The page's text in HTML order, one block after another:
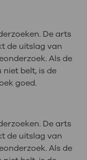
De arts
de uitslag van
Als de
belt, is de
goed.
De arts
de uitslag van
Als de